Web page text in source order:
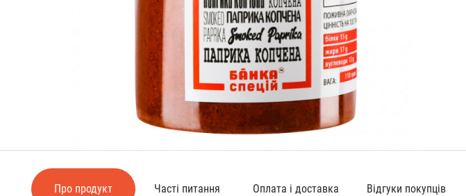
Про продукт Часті питання Оплата і доставка Відгуки покупців